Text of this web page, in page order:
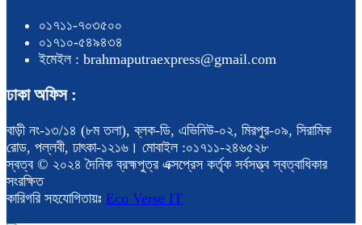
০১৭১১-৭০৩৫০০
০১৭১০-৫৪৯৪৩৪
ইমেইল : brahmaputraexpress@gmail.com
ঢাকা অফিস :
বাড়ী নং-১৩/১৪ (৮ম তলা), ব্লক-ডি, এভিনিউ-০২, মিরপুর-০৯, সিরামিক
রোড, পল্লবী, ঢাৎকা-১২১৬। মোবাইল :০১৭১১-২৪৬৫২৮
স্বত্ব © ২০২৪ দৈনিক ব্রহ্মপুত্র এক্সপ্রেস কর্তৃক সর্বসত্ত্ব স্বত্বাধিকার
সংরক্ষিত
কারিগরি সহযোগিতায়ঃ Eco Verse IT